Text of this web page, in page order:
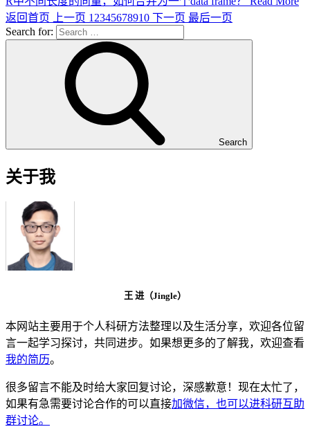
返回首页
上一页 1 2345678910 下一页 最后一页
Search for:
Search
关于我
王 进（Jingle）
本网站主要用于个人科研方法整理以及生活分享，欢迎各位留
言一起学习探讨，共同进步。如果想更多的了解我，欢迎查看
我的简历。
很多留言不能及时给大家回复讨论，深感歉意！现在太忙了，
如果有急需要讨论合作的可以直接加微信，也可以进科研互助
群讨论。